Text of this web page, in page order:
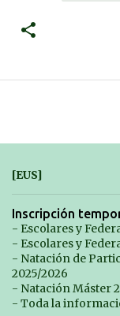
[EUS]
Inscripción
- Escolares y
- Escolares y
- Natación de
2025/2026
- Natación Máster
- Toda la